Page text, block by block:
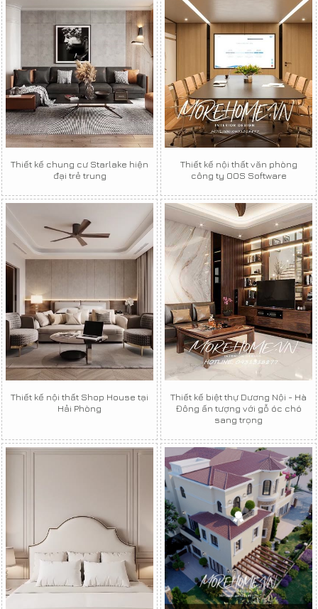
Thiết kế chung cư Starlake hiện
đại trẻ trung
Thiết kế nội thất văn phòng
công ty OOS Software
Thiết kế nội thất Shop House tại
Hải Phòng
Thiết kế biệt thự Dương Nội - Hà
Đông ấn tượng với gỗ óc chó
sang trọng